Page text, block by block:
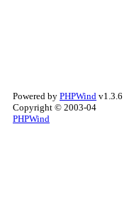
Powered by PHPWind v1.3.6
Copyright © 2003-04
PHPWind